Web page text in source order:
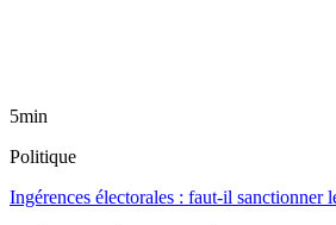
5min
Politique
Ingérences électorales : faut-il sanctionner